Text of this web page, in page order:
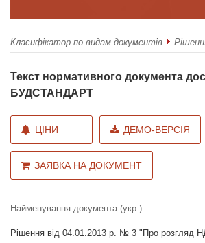
Класифікатор по видам документів
Текст нормативного документа
БУДСТАНДАРТ
ЦІНИ ДЕМО-ВЕРСІЯ
ЗАЯВКА НА ДОКУМЕНТ
Найменування документа (укр.)
Рішення від 04.01.2013 р. № 3 "Про розгляд